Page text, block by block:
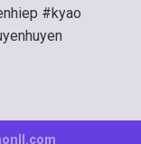
#kyao